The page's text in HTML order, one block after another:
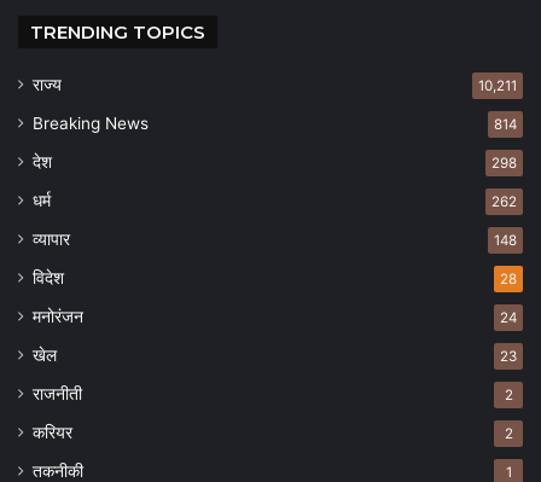
TRENDING TOPICS
राज्य 10,211
Breaking News 814
देश 298
धर्म 262
व्यापार 148
विदेश 28
मनोरंजन 24
खेल 23
राजनीती 2
करियर 2
तकनीकी 1